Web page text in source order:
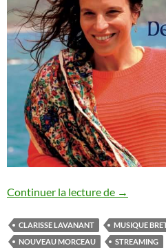
Continuer la lecture de France
→
CLARISSE LAVANANT MUSIQUE
NOUVEAU MORCEAU
STREAMING